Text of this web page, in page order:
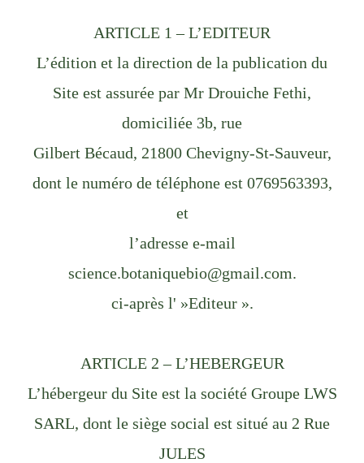
ARTICLE 1 – L’EDITEUR
L’édition et la direction de la publication du
Site est assurée par Mr Drouiche Fethi,
domiciliée 3b, rue
Gilbert Bécaud, 21800 Chevigny-St-Sauveur,
dont le numéro de téléphone est 0769563393,
et
l’adresse e-mail
science.botaniquebio@gmail.com.
ci-après l' »Editeur ».
ARTICLE 2 – L’HEBERGEUR
L’hébergeur du Site est la société Groupe LWS
SARL, dont le siège social est situé au 2 Rue
JULES